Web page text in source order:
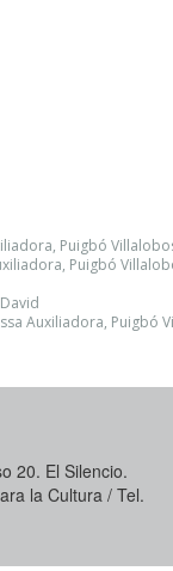
Puigbó
Puigbó
Auxiliadora, Puigbó
20. El Silencio.
la Cultura / Tel.